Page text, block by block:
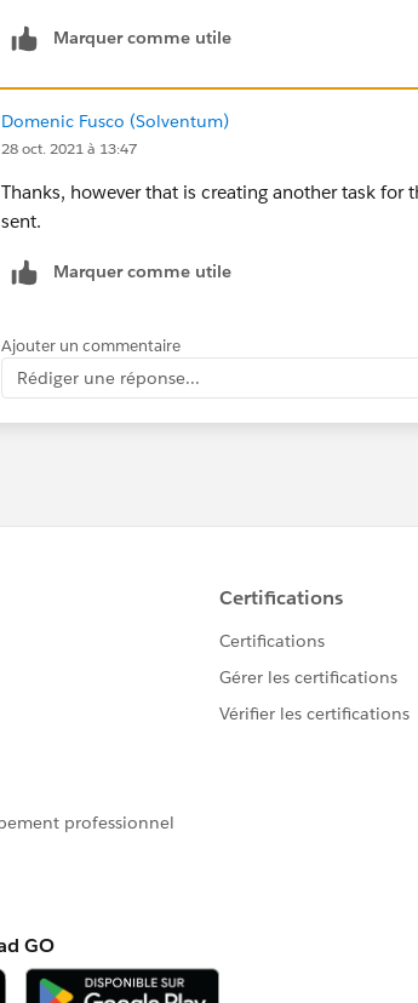
Marquer comme utile
Domenic Fusco (Solventum)
28 oct. 2021 à 13:47
Thanks, however that is creating another task
sent.
Marquer comme utile
Ajouter un commentaire
Rédiger une réponse...